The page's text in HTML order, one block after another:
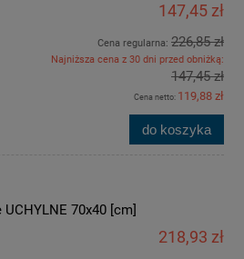
147,45 zł
Cena regularna: 226,85 zł
Najniższa cena z 30 dni przed obniżką:
147,45 zł
Cena netto: 119,88 zł
do koszyka
70x40 [cm]
218,93 zł